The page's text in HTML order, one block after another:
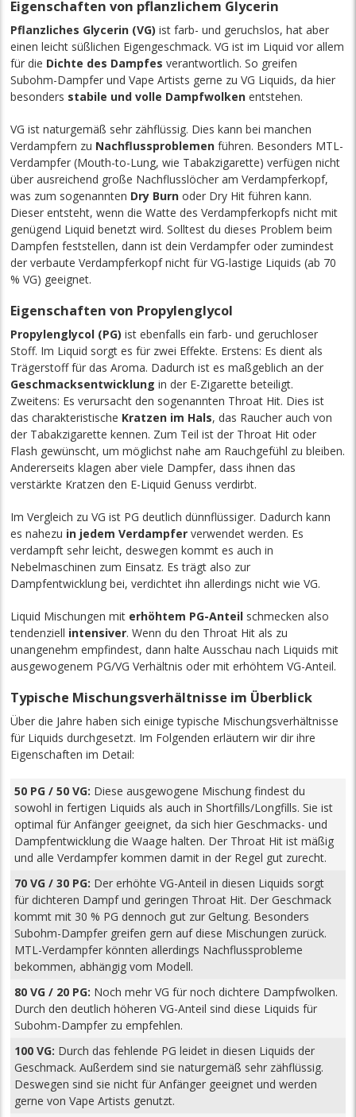
Eigenschaften von pflanzlichem Glycerin
Pflanzliches Glycerin (VG) ist farb- und geruchslos, hat aber
einen leicht süßlichen Eigengeschmack. VG ist im Liquid vor allem
für die Dichte des Dampfes verantwortlich. So greifen
Subohm-Dampfer und Vape Artists gerne zu VG Liquids, da hier
besonders stabile und volle Dampfwolken entstehen.
VG ist naturgemäß sehr zähflüssig. Dieskann bei manchen
Verdampfern zu Nachflussproblemen führen. Besonders MTL-
Verdampfer (Mouth-to-Lung, wie Tabakzigarette) verfügen nicht
über ausreichend große Nachflusslöcher am Verdampferkopf,
was zum sogenannten Dry Burn oder Dry Hit führen kann.
Dieser entsteht, wenn die Watte des Verdampferkopfs nicht mit
genügend Liquid benetzt wird. Solltest du dieses Problem beim
Dampfen feststellen, dann ist dein Verdampfer oder zumindest
der verbaute Verdampferkopf nicht für VG-lastige Liquids (ab 70
% VG) geeignet.
Eigenschaften von Propylenglycol
Propylenglycol (PG) ist ebenfalls ein farb- und geruchloser
Stoff. Im Liquid sorgt es für zwei Effekte. Erstens: Es dient als
Trägerstoff für das Aroma. Dadurch ist es maßgeblich an der
Geschmacksentwicklung in der E-Zigarette beteiligt.
Zweitens: Es verursacht den sogenannten Throat Hit. Dies ist
das charakteristische Kratzen im Hals, das Raucher auch von
der Tabakzigarette kennen. Zum Teil ist der Throat Hit oder
Flash gewünscht, um möglichst nahe am Rauchgefühl zu bleiben.
Andererseits klagen aber viele Dampfer, dass ihnen das
verstärkte Kratzen den E-Liquid Genuss verdirbt.
Im Vergleich zu VG ist PG deutlich dünnflüssiger. Dadurch kann
es nahezu in jedem Verdampfer verwendet werden. Es
verdampft sehr leicht, deswegen kommt es auch in
Nebelmaschinen zum Einsatz. Es trägt also zur
Dampfentwicklung bei, verdichtet ihn allerdings nicht wie VG.
Liquid Mischungen mit erhöhtem PG-Anteil schmecken also
tendenziell intensiver. Wenn du den Throat Hit als zu
unangenehm empfindest, dann halte Ausschau nach Liquids mit
ausgewogenem PG/VG Verhältnis oder mit erhöhtem VG-Anteil.
Typische Mischungsverhältnisse im Überblick
Über die Jahre haben sich einige typische Mischungsverhältnisse
für Liquids durchgesetzt. Im Folgenden erläutern wir dir ihre
Eigenschaften im Detail:
50 PG / 50 VG: Diese ausgewogene Mischung findest du
sowohl in fertigen Liquids als auch in Shortfills/Longfills. Sie ist
optimal für Anfänger geeignet, da sich hier Geschmacks- und
Dampfentwicklung die Waage halten. Der Throat Hit ist mäßig
und alle Verdampfer kommen damit in der Regel gut zurecht.
70 VG / 30 PG: Der erhöhte VG-Anteil in diesen Liquids sorgt
für dichteren Dampf und geringen Throat Hit. Der Geschmack
kommt mit 30 % PG dennoch gut zur Geltung. Besonders
Subohm-Dampfer greifen gern auf diese Mischungen zurück.
MTL-Verdampfer könnten allerdings Nachflussprobleme
bekommen, abhängig vom Modell.
80 VG / 20 PG: Noch mehr VG für noch dichtere Dampfwolken.
Durch den deutlich höheren VG-Anteil sind diese Liquids für
Subohm-Dampfer zu empfehlen.
100 VG: Durch das fehlende PG leidet in diesen Liquids der
Geschmack. Außerdem sind sie naturgemäß sehr zähflüssig.
Deswegen sind sie nicht für Anfänger geeignet und werden
gerne von Vape Artists genutzt.